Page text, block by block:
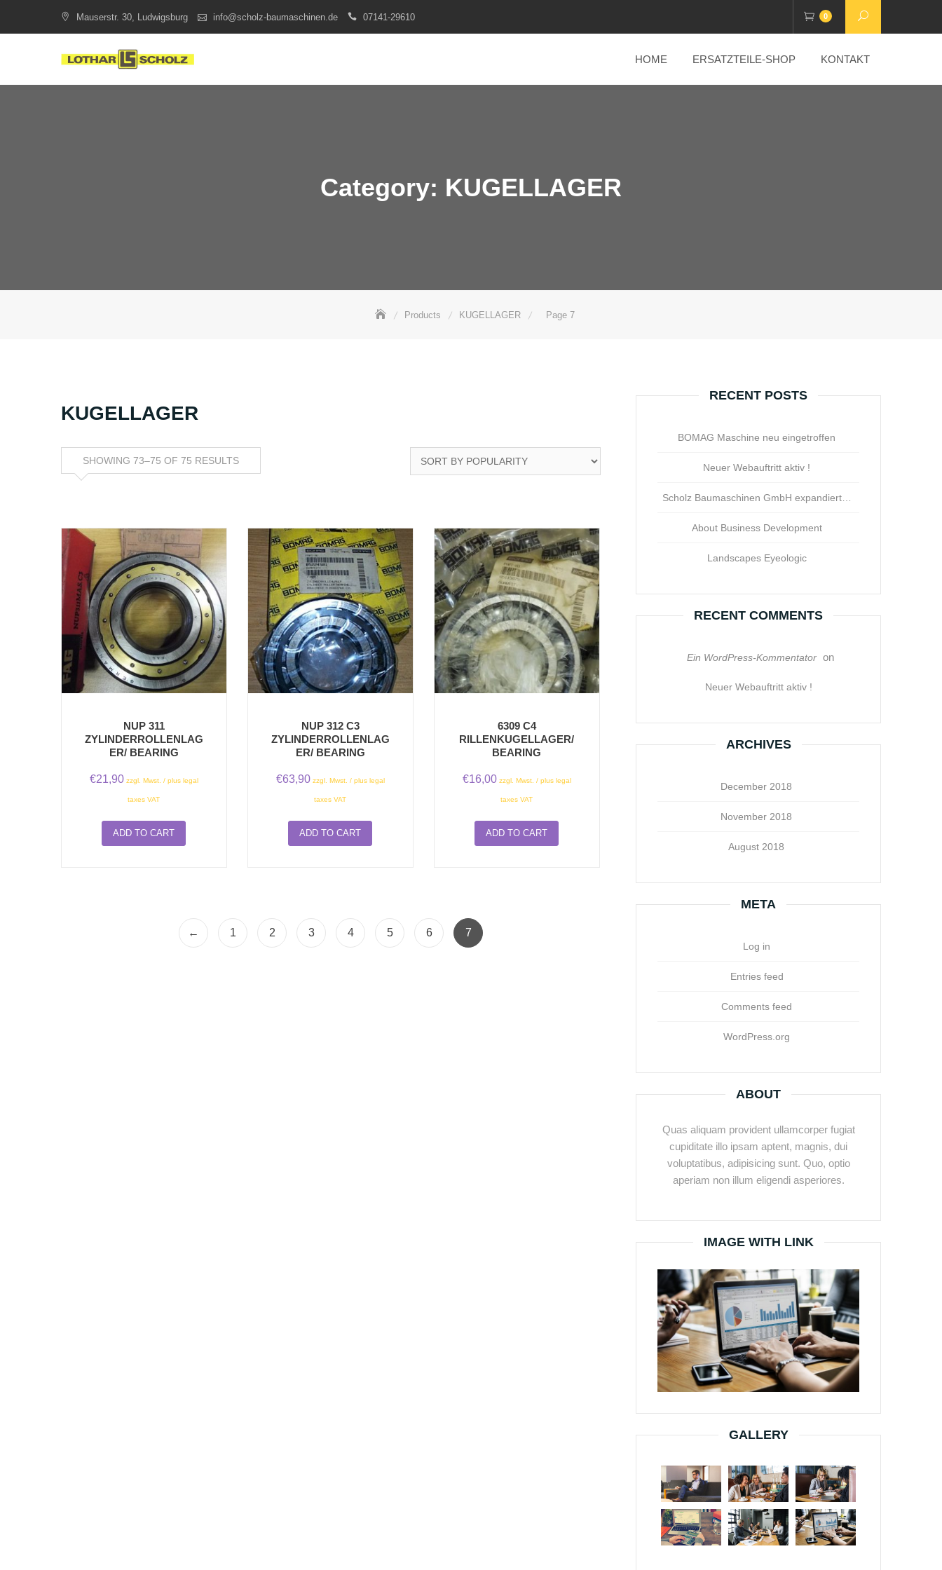
Mauserstr. 30, Ludwigsburg info@scholz-baumaschinen.de 07141-29610 0
HOME ERSATZTEILE-SHOP KONTAKT
Category: KUGELLAGER
Products KUGELLAGER Page 7
KUGELLAGER
SHOWING 73–75 OF 75 RESULTS
NUP 311
ZYLINDERROLLENLAG
ER/ BEARING
€21,90 zzgl. Mwst. / plus legal
taxes VAT
ADD TO CART
NUP 312 C3
ZYLINDERROLLENLAG
ER/ BEARING
€63,90 zzgl. Mwst. / plus legal
taxes VAT
ADD TO CART
6309 C4
RILLENKUGELLAGER/
BEARING
€16,00 zzgl. Mwst. / plus legal
taxes VAT
ADD TO CART
← 1 2 3 4 5 6 7
RECENT POSTS
BOMAG Maschine neu eingetroffen
Neuer Webauftritt aktiv !
Scholz Baumaschinen GmbH expandiert…
About Business Development
Landscapes Eyeologic
RECENT COMMENTS
Ein WordPress-Kommentator on
Neuer Webauftritt aktiv !
ARCHIVES
December 2018
November 2018
August 2018
META
Log in
Entries feed
Comments feed
WordPress.org
ABOUT
Quas aliquam provident ullamcorper fugiat
cupiditate illo ipsam aptent, magnis, dui
voluptatibus, adipisicing sunt. Quo, optio
aperiam non illum eligendi asperiores.
IMAGE WITH LINK
GALLERY